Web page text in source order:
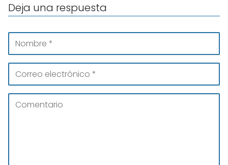
Deja una respuesta